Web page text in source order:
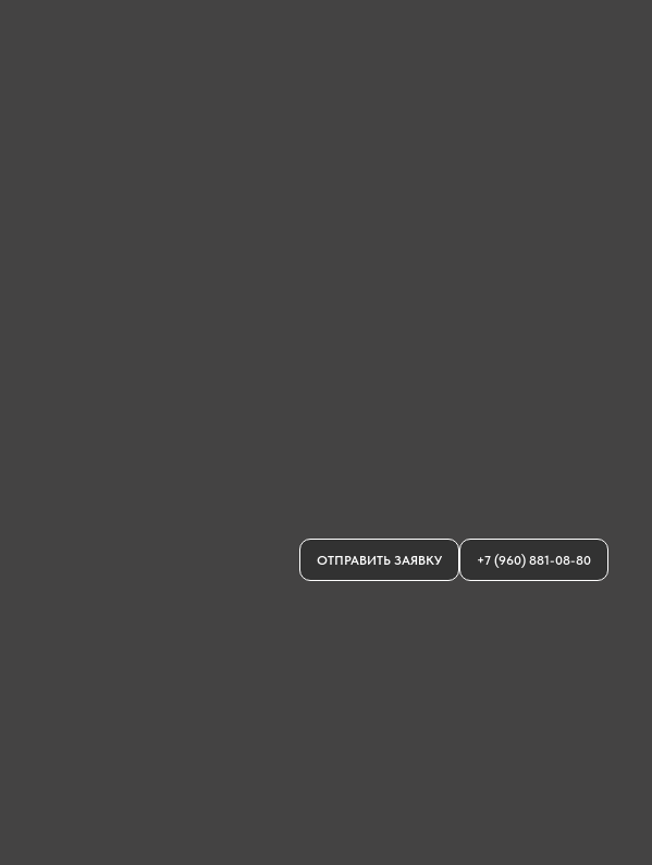
ОТПРАВИТЬ ЗАЯВКУ +7 (960) 881-08-80